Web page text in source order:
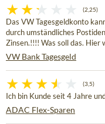
(2,25)
Das VW Tagesgeldkonto
durch umständliches
Zinsen.!!!! Was soll das. Hier
VW Bank Tagesgeld
(3,5)
Ich bin Kunde seit 4 Jahre
ADAC Flex-Sparen